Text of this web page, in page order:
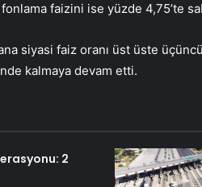
faizini ise yüzde 4,75’te
siyasi faiz oranı üst üste
kalmaya devam etti.
2